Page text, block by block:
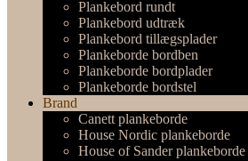
Plankebord rundt
Plankebord udtræk
Plankebord tillægsplader
Plankeborde bordben
Plankeborde bordplader
Plankeborde bordstel
Brand
Canett plankeborde
House Nordic plankeborde
House of Sander plankeborde